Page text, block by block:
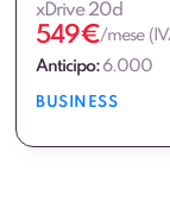
xDrive 20d
549€/mese
Anticipo: 6.000
BUSINESS